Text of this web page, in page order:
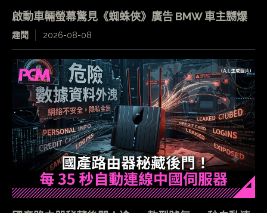
啟動車輛螢幕驚見《蜘蛛俠》廣告 BMW 車主嬲爆
趣聞 2026-08-08